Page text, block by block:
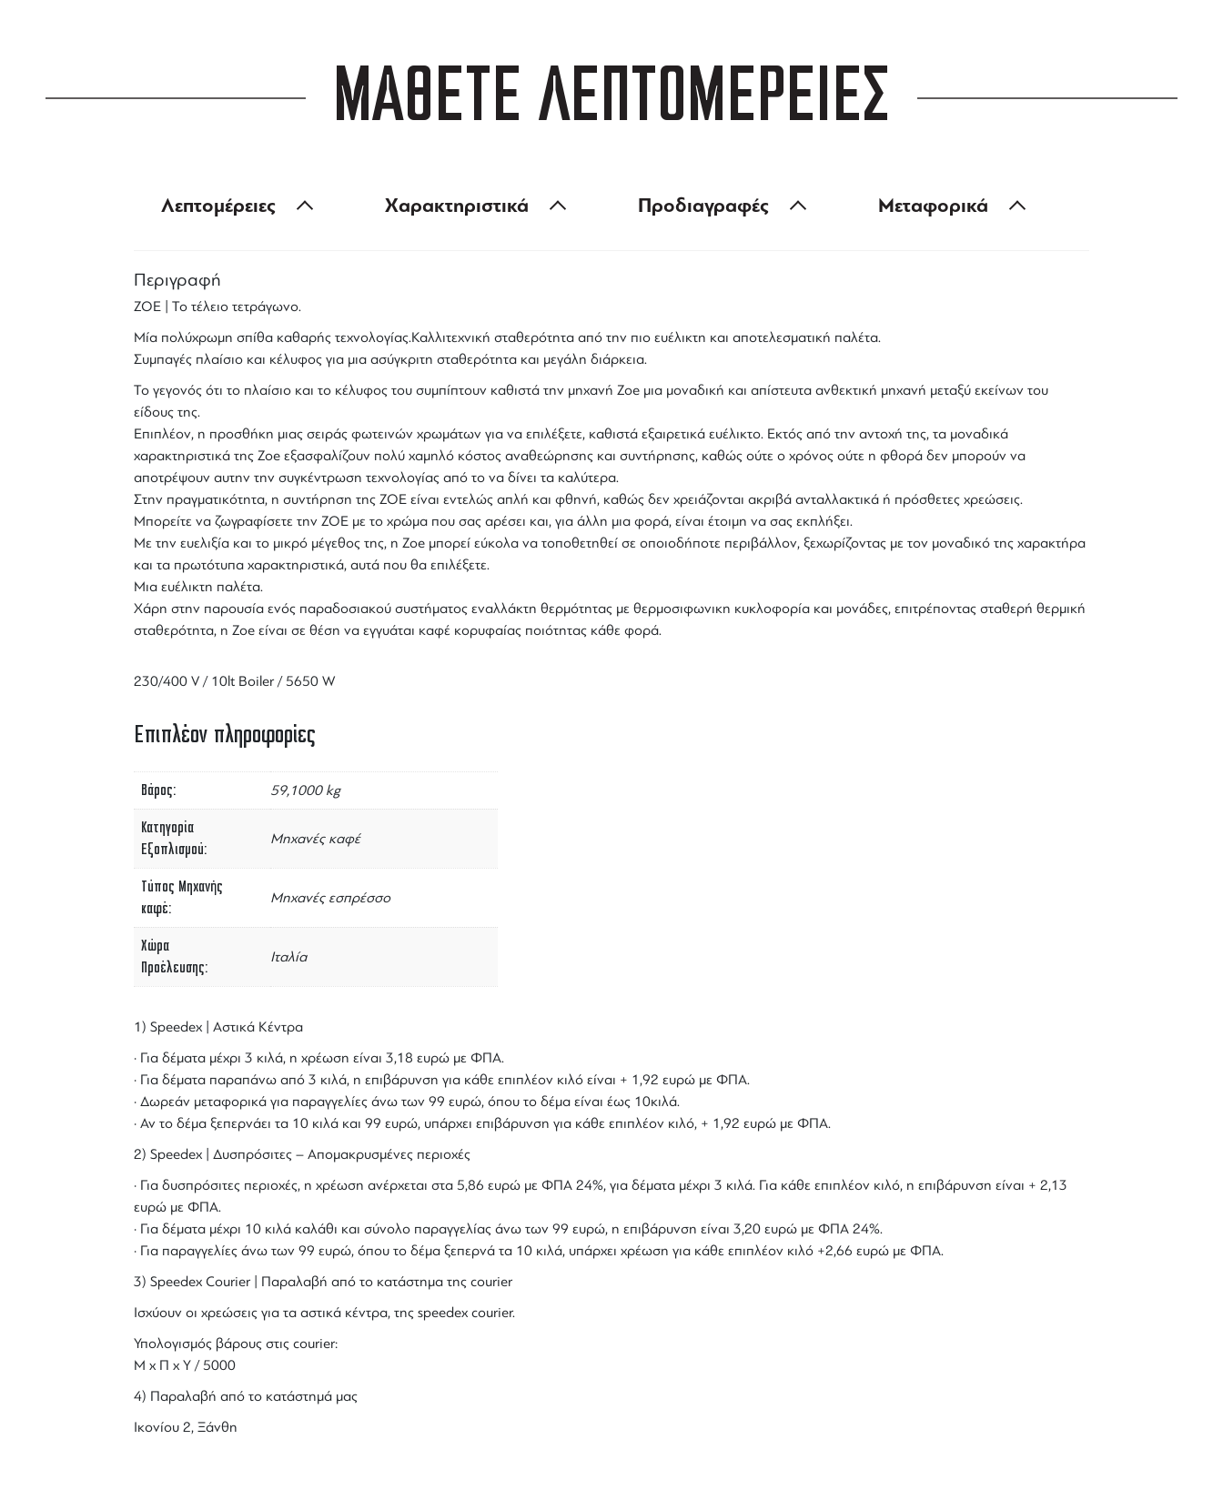
ΜΑΘΕΤΕ ΛΕΠΤΟΜΕΡΕΙΕΣ
Λεπτομέρειες Χαρακτηριστικά Προδιαγραφές Μεταφορικά
Περιγραφή
ZOE | Το τέλειο τετράγωνο.
Μία πολύχρωμη σπίθα καθαρής τεχνολογίας.Καλλιτεχνική σταθερότητα από την πιο ευέλικτη και αποτελεσματική παλέτα.
Συμπαγές πλαίσιο και κέλυφος για μια ασύγκριτη σταθερότητα και μεγάλη διάρκεια.
Το γεγονός ότι το πλαίσιο και το κέλυφος του συμπίπτουν καθιστά την μηχανή Zoe μια μοναδική και απίστευτα ανθεκτική μηχανή μεταξύ εκείνων του
είδους της.
Επιπλέον, η προσθήκη μιας σειράς φωτεινών χρωμάτων για να επιλέξετε, καθιστά εξαιρετικά ευέλικτο. Εκτός από την αντοχή της, τα μοναδικά
χαρακτηριστικά της Zoe εξασφαλίζουν πολύ χαμηλό κόστος αναθεώρησης και συντήρησης, καθώς ούτε ο χρόνος ούτε η φθορά δεν μπορούν να
αποτρέψουν αυτην την συγκέντρωση τεχνολογίας από το να δίνει τα καλύτερα.
Στην πραγματικότητα, η συντήρηση της ZOE είναι εντελώς απλή και φθηνή, καθώς δεν χρειάζονται ακριβά ανταλλακτικά ή πρόσθετες χρεώσεις.
Μπορείτε να ζωγραφίσετε την ZOE με το χρώμα που σας αρέσει και, για άλλη μια φορά, είναι έτοιμη να σας εκπλήξει.
Με την ευελιξία και το μικρό μέγεθος της, η Zoe μπορεί εύκολα να τοποθετηθεί σε οποιοδήποτε περιβάλλον, ξεχωρίζοντας με τον μοναδικό της χαρακτήρα
και τα πρωτότυπα χαρακτηριστικά, αυτά που θα επιλέξετε.
Μια ευέλικτη παλέτα.
Χάρη στην παρουσία ενός παραδοσιακού συστήματος εναλλάκτη θερμότητας με θερμοσιφωνικη κυκλοφορία και μονάδες, επιτρέποντας σταθερή θερμική
σταθερότητα, η Zoe είναι σε θέση να εγγυάται καφέ κορυφαίας ποιότητας κάθε φορά.
230/400 V / 10lt Boiler / 5650 W
Επιπλέον πληροφορίες
Βάρος 59,1000 kg
Κατηγορία
Εξοπλισμού
Μηχανές καφέ
Τύπος Μηχανής
καφέ
Μηχανές εσπρέσσο
Χώρα
Προέλευσης
Ιταλία
1) Speedex | Αστικά Κέντρα
· Για δέματα μέχρι 3 κιλά, η χρέωση είναι 3,18 ευρώ με ΦΠΑ.
· Για δέματα παραπάνω από 3 κιλά, η επιβάρυνση για κάθε επιπλέον κιλό είναι + 1,92 ευρώ με ΦΠΑ.
· Δωρεάν μεταφορικά για παραγγελίες άνω των 99 ευρώ, όπου το δέμα είναι έως 10κιλά.
· Αν το δέμα ξεπερνάει τα 10 κιλά και 99 ευρώ, υπάρχει επιβάρυνση για κάθε επιπλέον κιλό, + 1,92 ευρώ με ΦΠΑ.
2) Speedex | Δυσπρόσιτες – Απομακρυσμένες περιοχές
· Για δυσπρόσιτες περιοχές, η χρέωση ανέρχεται στα 5,86 ευρώ με ΦΠΑ 24%, για δέματα μέχρι 3 κιλά. Για κάθε επιπλέον κιλό, η επιβάρυνση είναι + 2,13
ευρώ με ΦΠΑ.
· Για δέματα μέχρι 10 κιλά καλάθι και σύνολο παραγγελίας άνω των 99 ευρώ, η επιβάρυνση είναι 3,20 ευρώ με ΦΠΑ 24%.
· Για παραγγελίες άνω των 99 ευρώ, όπου το δέμα ξεπερνά τα 10 κιλά, υπάρχει χρέωση για κάθε επιπλέον κιλό +2,66 ευρώ με ΦΠΑ.
3) Speedex Courier | Παραλαβή από το κατάστημα της courier
Ισχύουν οι χρεώσεις για τα αστικά κέντρα, της speedex courier.
Υπολογισμός βάρους στις courier:
Μ x Π x Y / 5000
4) Παραλαβή από το κατάστημά μας
Ικονίου 2, Ξάνθη